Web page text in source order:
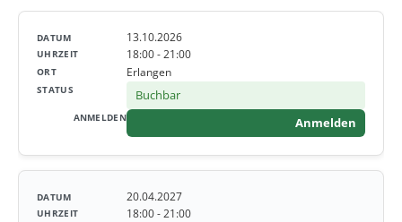
13.10.2026
18:00 - 21:00
Erlangen
Buchbar
Anmelden
20.04.2027
18:00 - 21:00